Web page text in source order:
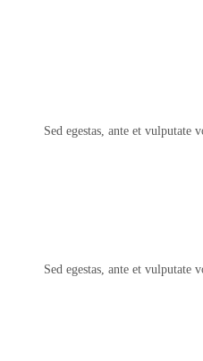
Sed egestas, ante et vulputate
Sed egestas, ante et vulputate